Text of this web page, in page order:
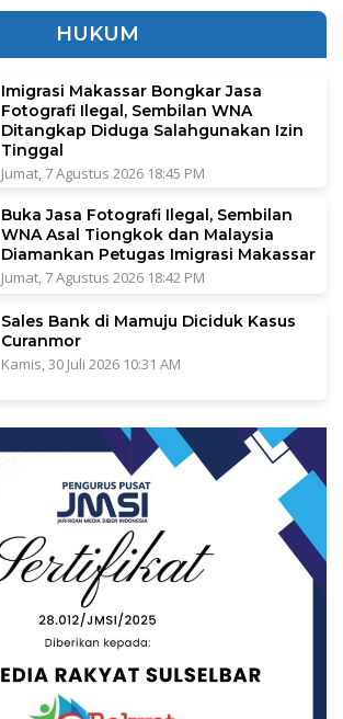
HUKUM
Imigrasi Makassar Bongkar Jasa
Fotografi Ilegal, Sembilan WNA
Ditangkap Diduga Salahgunakan Izin
Tinggal
Jumat, 7 Agustus 2026 18:45 PM
Buka Jasa Fotografi Ilegal, Sembilan
WNA Asal Tiongkok dan Malaysia
Diamankan Petugas Imigrasi Makassar
Jumat, 7 Agustus 2026 18:42 PM
Sales Bank di Mamuju Diciduk Kasus
Curanmor
Kamis, 30 Juli 2026 10:31 AM